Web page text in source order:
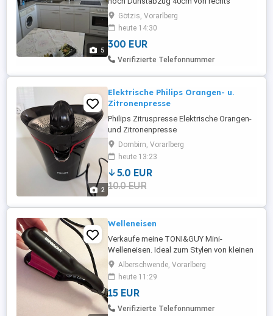
5
Waschbecken 150 cm von rechts Herd ist
ganz rechts: 33 cm - entspricht der
generellen Tiefe Schrank 2 (links) 190cm
breit, 200 cm hoch Kühlschrank und
Gefrierfach Waschmaschine: 70cm von
nicht ...
Götzis, Vorarlberg
heute 14:30
300 EUR
Verifizierte Telefonnummer
2
Elektrische Philips Orangen- u.
Zitronenpresse
Philips Zitruspresse Elektrische Orangen-
und Zitronenpresse
Dornbirn, Vorarlberg
heute 13:23
5.0 EUR
10.0 EUR
Welleneisen
Verkaufe meine TONI&GUY Mini-
Welleneisen. Ideal zum Stylen von kleinen
Wellen, Struktur oder zum Auffrischen der
Frisur. Eignet sich auch perfekt für Reisen.
Eigenschaften: * Kompakte Reisegröße *
Keramikplatten * Schnelles Aufheizen *
Einfach zu bedienen * Funktioniert
Alberschwende, Vorarlberg
heute 11:29
15 EUR
Verifizierte Telefonnummer